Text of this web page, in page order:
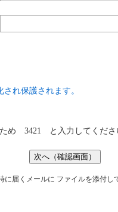
れ保護されます。
ため 3421 と入力してくだ
届くメールに ファイルを添付し